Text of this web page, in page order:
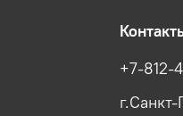
+7-812-